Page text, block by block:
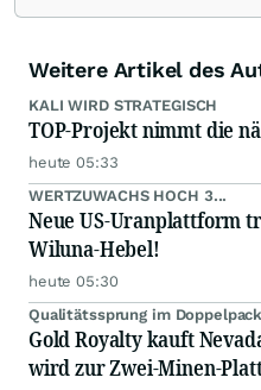
Weitere Artikel des
KALI WIRD STRATEGISCH
TOP-Projekt nimmt die
heute 05:33
WERTZUWACHS HOCH 3...
Neue US-Uranplattform
Wiluna-Hebel!
heute 05:30
Qualitätssprung im Doppelpack
Gold Royalty kauft
wird zur Zwei-Minen-